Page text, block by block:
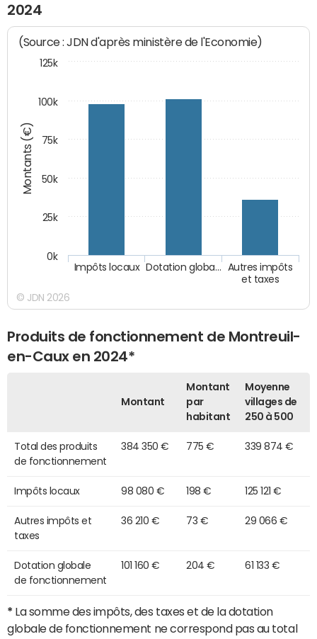
2024
Montants (€)
(Source : JDN d'après ministère de l'Economie)
Autres impôts
et taxes
Dotation globa…
Impôts locaux
0k
25k
50k
75k
100k
125k
© JDN 2026
Produits de fonctionnement de Montreuil-
en-Caux en 2024*
Montant
Montant
par
habitant
Moyenne
villages de
250 à 500
Total des produits
de fonctionnement
384 350 € 775 € 339 874 €
Impôts locaux 98 080 € 198 € 125 121 €
Autres impôts et
taxes
36 210 € 73 € 29 066 €
Dotation globale
de fonctionnement
101 160 € 204 € 61 133 €
* La somme des impôts, des taxes et de la dotation
globale de fonctionnement ne correspond pas au total